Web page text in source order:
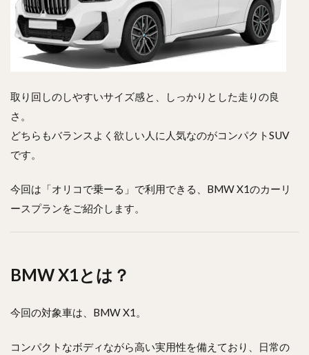
取り回しのしやすいサイズ感と、しっかりとした走りの良
さ。
どちらもバランスよく欲しい人に人気なのがコンパクトSUV
です。
今回は「オリコで乗ーる」で利用できる、BMW X1のカーリ
ースプランをご紹介します。
BMW X1とは？
今回の対象車は、BMW X1。
コンパクトなボディながら高い実用性を備えており、日常の